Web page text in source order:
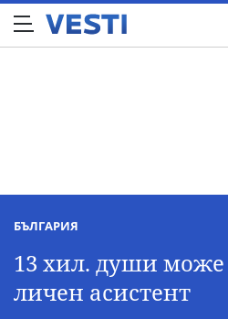
БЪЛГАРИЯ
13 хил. души може
личен асистент